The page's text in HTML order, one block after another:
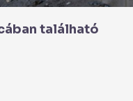
található